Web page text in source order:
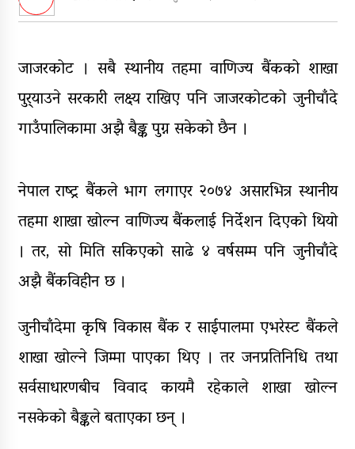
डिभिजन सर्लाहीका प्रमुख र अधिकृत
पक्राउ
घरमाथि पहिरो खस्दा ३ वर्षीय बालकको
मृत्यु, दुई घाइते
घरमाथिबाट पहिरो खसेपछि १३ घरधुरी
स्थानान्तरण
रंगेहात पक्राऊ
जाजरकोट । सबै स्थानीय तहमा वाणिज्य बैंकको शाखा
पुर्‍याउने सरकारी लक्ष्य राखिए पनि जाजरकोटको जुनीचाँदे
गाउँपालिकामा अझै बैङ्क पुग्न सकेको छैन ।
नेपाल राष्ट्र बैंकले भाग लगाएर २०७४ असारभित्र स्थानीय
तहमा शाखा खोल्न वाणिज्य बैंकलाई निर्देशन दिएको थियो
। तर, सो मिति सकिएको साढे ४ वर्षसम्म पनि जुनीचाँदे
अझै बैंकविहीन छ ।
जुनीचाँदेमा कृषि विकास बैंक र साईपालमा एभरेस्ट बैंकले
शाखा खोल्ने जिम्मा पाएका थिए । तर जनप्रतिनिधि तथा
सर्वसाधारणबीच विवाद कायमै रहेकाले शाखा खोल्न
नसकेको बैङ्कले बताएका छन् ।